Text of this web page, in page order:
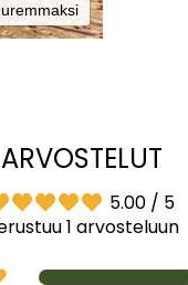
ARVOSTELUT
5.00 / 5
1 arvosteluun